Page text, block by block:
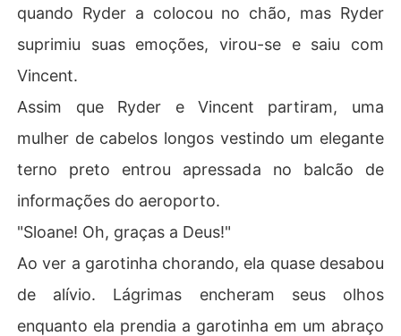
quando Ryder a colocou no chão, mas Ryder
suprimiu suas emoções, virou-se e saiu com
Vincent.
Assim que Ryder e Vincent partiram, uma
mulher de cabelos longos vestindo um elegante
terno preto entrou apressada no balcão de
informações do aeroporto.
"Sloane! Oh, graças a Deus!"
Ao ver a garotinha chorando, ela quase desabou
de alívio. Lágrimas encheram seus olhos
enquanto ela prendia a garotinha em um abraço